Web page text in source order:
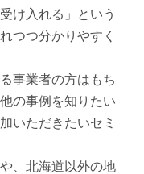
け入れる」という
つつ分かりやすく
事業者の方はもち
の事例を知りたい
いただきたいセミ
、北海道以外の地